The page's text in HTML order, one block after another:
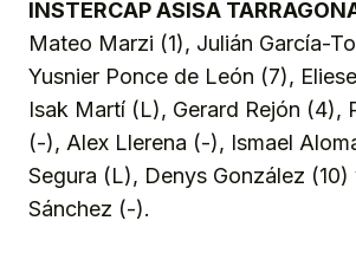
INSTERCAP ASISA
Mateo Marzi (1), Julián García-
Yusnier Ponce de León (7),
Isak Martí (L), Gerard Rejón (4),
(-), Alex Llerena (-), Ismael
Segura (L), Denys González (10)
Sánchez (-).